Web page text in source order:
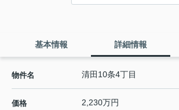
基本情報 詳細情報
物件名 清田10条4丁目
価格 2,230万円